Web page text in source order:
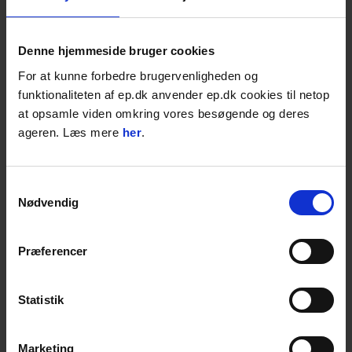
Denne hjemmeside bruger cookies
For at kunne forbedre brugervenligheden og
funktionaliteten af ep.dk anvender ep.dk cookies til netop
at opsamle viden omkring vores besøgende og deres
ageren. Læs mere her.
Nødvendig
Præferencer
Statistik
Marketing
t/JCB HM 265 Q og CP 180
t/Kubota KM 200 / 205
t/SB 200/202/SBC 410/SBU
220
3.819,00DKK